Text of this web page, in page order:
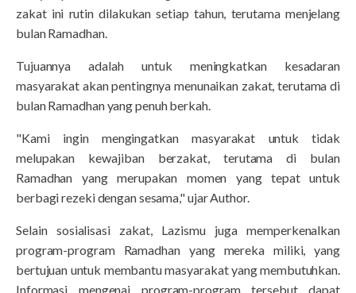
zakat ini rutin dilakukan setiap tahun, terutama menjelang
bulan Ramadhan.
Tujuannya adalah untuk meningkatkan kesadaran
masyarakat akan pentingnya menunaikan zakat, terutama di
bulan Ramadhan yang penuh berkah.
"Kami ingin mengingatkan masyarakat untuk tidak
melupakan kewajiban berzakat, terutama di bulan
Ramadhan yang merupakan momen yang tepat untuk
berbagi rezeki dengan sesama," ujar Author.
Selain sosialisasi zakat, Lazismu juga memperkenalkan
program-program Ramadhan yang mereka miliki, yang
bertujuan untuk membantu masyarakat yang membutuhkan.
Informasi mengenai program-program tersebut dapat